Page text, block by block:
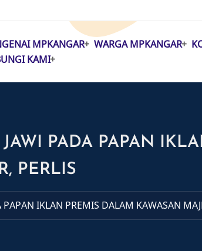
MPKANGAR WARGA MPKANGAR
KAMI
PADA PAPAN
PERLIS
IKLAN PREMIS DALAM KAWASAN